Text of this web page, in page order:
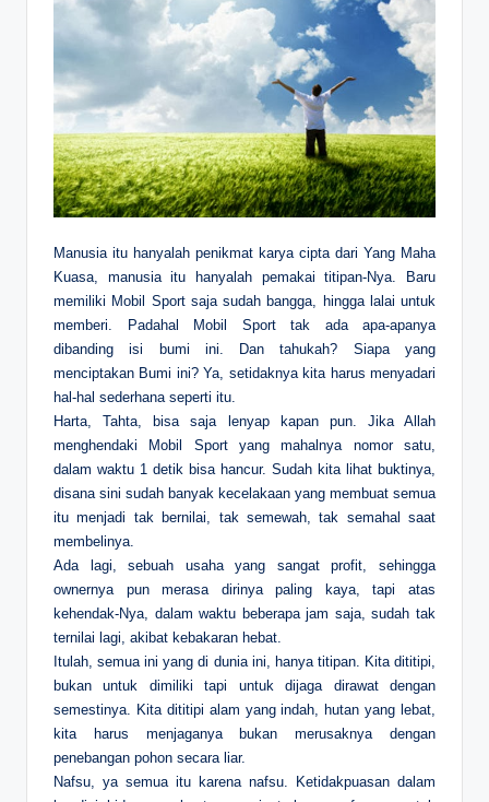
Manusia itu hanyalah penikmat karya cipta dari Yang Maha
Kuasa, manusia itu hanyalah pemakai titipan-Nya. Baru
memiliki Mobil Sport saja sudah bangga, hingga lalai untuk
memberi. Padahal Mobil Sport tak ada apa-apanya
dibanding isi bumi ini. Dan tahukah? Siapa yang
menciptakan Bumi ini? Ya, setidaknya kita harus menyadari
hal-hal sederhana seperti itu.
Harta, Tahta, bisa saja lenyap kapan pun. Jika Allah
menghendaki Mobil Sport yang mahalnya nomor satu,
dalam waktu 1 detik bisa hancur. Sudah kita lihat buktinya,
disana sini sudah banyak kecelakaan yang membuat semua
itu menjadi tak bernilai, tak semewah, tak semahal saat
membelinya.
Ada lagi, sebuah usaha yang sangat profit, sehingga
ownernya pun merasa dirinya paling kaya, tapi atas
kehendak-Nya, dalam waktu beberapa jam saja, sudah tak
ternilai lagi, akibat kebakaran hebat.
Itulah, semua ini yang di dunia ini, hanya titipan. Kita dititipi,
bukan untuk dimiliki tapi untuk dijaga dirawat dengan
semestinya. Kita dititipi alam yang indah, hutan yang lebat,
kita harus menjaganya bukan merusaknya dengan
penebangan pohon secara liar.
Nafsu, ya semua itu karena nafsu. Ketidakpuasan dalam